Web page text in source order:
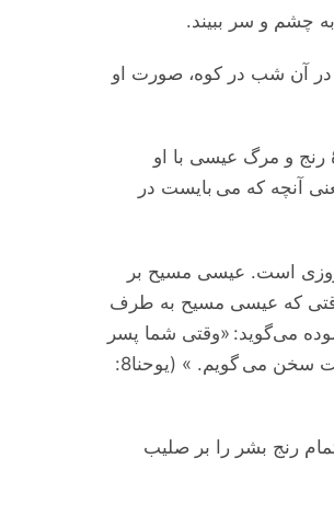
چشم و سر ببیند.
در آن شب در کوه، صورت او
رنج و مرگ عیسی با او
آنچه که می بایست در
است. عیسی مسیح بر
وقتی که عیسی مسیح به طرف
می‌گوید: «وقتی شما پسر
انسان را از زمین بلند کردید آن وقت خواهید دانست، که من او هستم و از خود کاری نمی کنم، بلکه همانطور که پدر به من تعلیم داده است سخن می گویم. » (یوحنا8:
رنج بشر را بر صلیب